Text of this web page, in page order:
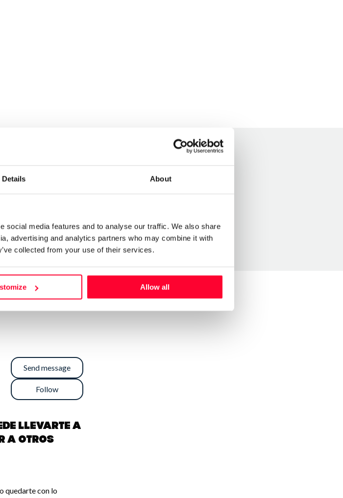
Details About
social media features and to analyse our traffic. We also share
advertising and analytics partners who may combine it with
collected from your use of their services.
Allow all
Send message
Follow
llevarte a
a otros
quedarte con lo